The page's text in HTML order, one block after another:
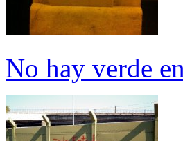
No hay verde